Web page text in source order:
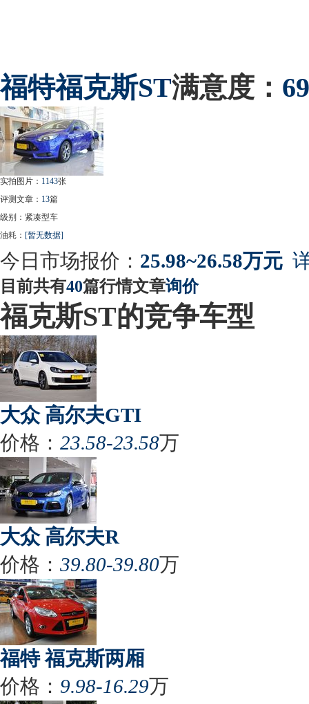
福特福克斯ST满意度：
实拍图片： 1143张
评测文章： 13篇
级别：紧凑型车
油耗： [暂无数据]
今日市场报价： 25.98~26.58万元
目前共有40篇行情文章询价
福克斯ST的竞争车型
大众 高尔夫GTI
价格： 23.58-23.58万
大众 高尔夫R
价格： 39.80-39.80万
福特 福克斯两厢
价格： 9.98-16.29万